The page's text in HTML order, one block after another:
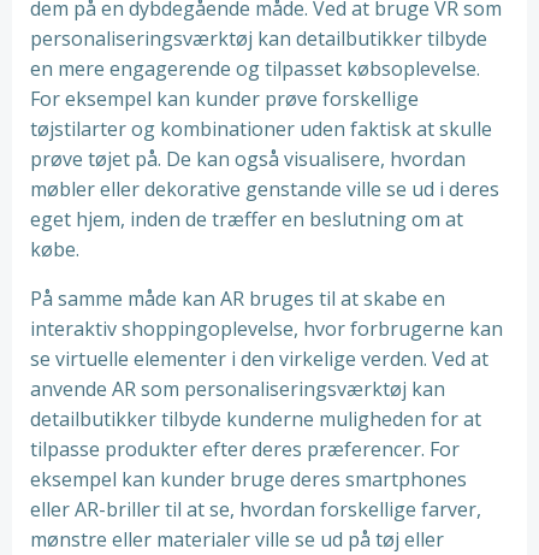
dem på en dybdegående måde. Ved at bruge VR som
personaliseringsværktøj kan detailbutikker tilbyde
en mere engagerende og tilpasset købsoplevelse.
For eksempel kan kunder prøve forskellige
tøjstilarter og kombinationer uden faktisk at skulle
prøve tøjet på. De kan også visualisere, hvordan
møbler eller dekorative genstande ville se ud i deres
eget hjem, inden de træffer en beslutning om at
købe.
På samme måde kan AR bruges til at skabe en
interaktiv shoppingoplevelse, hvor forbrugerne kan
se virtuelle elementer i den virkelige verden. Ved at
anvende AR som personaliseringsværktøj kan
detailbutikker tilbyde kunderne muligheden for at
tilpasse produkter efter deres præferencer. For
eksempel kan kunder bruge deres smartphones
eller AR-briller til at se, hvordan forskellige farver,
mønstre eller materialer ville se ud på tøj eller